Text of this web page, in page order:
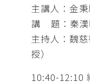
主講人：金
講 題：秦漢
主持人：魏
授）
10:40-12:10